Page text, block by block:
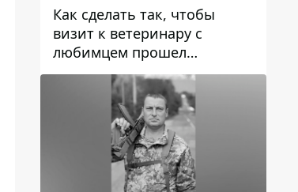
Как сделать так, чтобы
визит к ветеринару с
любимцем прошел
спокойно: простые советы